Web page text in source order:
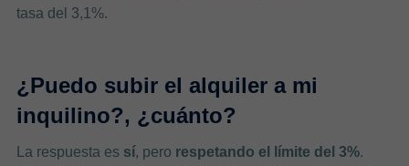
tasa del 3,1%.
¿Puedo subir el alquiler a mi
inquilino?, ¿cuánto?
La respuesta es sí, pero respetando el límite del 3%.